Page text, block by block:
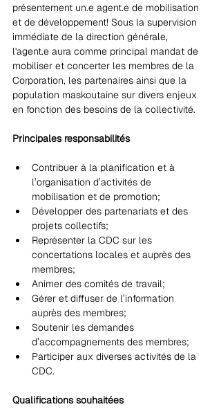
présentement un.e agent.e de mobilisation
et de développement! Sous la supervision
immédiate de la direction générale,
l'agent.e aura comme principal mandat de
mobiliser et concerter les membres de la
Corporation, les partenaires ainsi que la
population maskoutaine sur divers enjeux
en fonction des besoins de la collectivité.
Principales responsabilités
Contribuer à la planification et à
l’organisation d’activités de
mobilisation et de promotion;
Développer des partenariats et des
projets collectifs;
Représenter la CDC sur les
concertations locales et auprès des
membres;
Animer des comités de travail;
Gérer et diffuser de l’information
auprès des membres;
Soutenir les demandes
d’accompagnements des membres;
Participer aux diverses activités de la
CDC.
Qualifications souhaitées